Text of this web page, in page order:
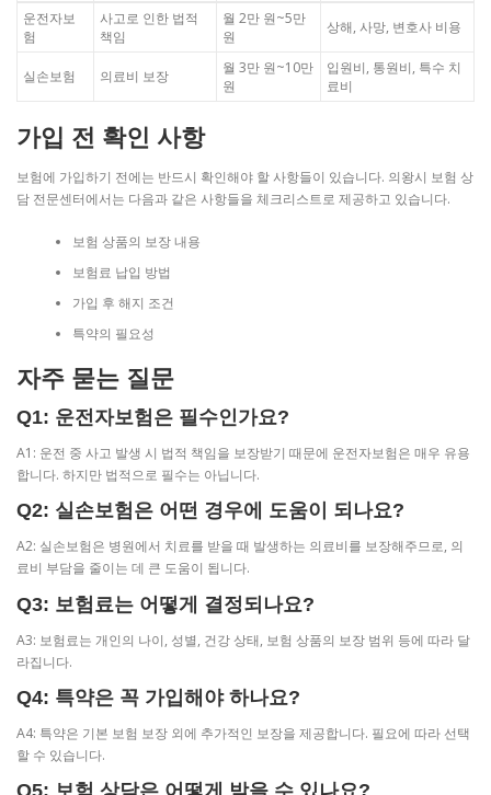
운전자보
험
사고로 인한 법적
책임
월 2만 원~5만
원
상해, 사망, 변호사 비용
실손보험 의료비 보장
월 3만 원~10만
원
입원비, 통원비, 특수 치
료비
가입 전 확인 사항
보험에 가입하기 전에는 반드시 확인해야 할 사항들이 있습니다. 의왕시 보험 상
담 전문센터에서는 다음과 같은 사항들을 체크리스트로 제공하고 있습니다.
보험 상품의 보장 내용
보험료 납입 방법
가입 후 해지 조건
특약의 필요성
자주 묻는 질문
Q1: 운전자보험은 필수인가요?
A1: 운전 중 사고 발생 시 법적 책임을 보장받기 때문에 운전자보험은 매우 유용
합니다. 하지만 법적으로 필수는 아닙니다.
Q2: 실손보험은 어떤 경우에 도움이 되나요?
A2: 실손보험은 병원에서 치료를 받을 때 발생하는 의료비를 보장해주므로, 의
료비 부담을 줄이는 데 큰 도움이 됩니다.
Q3: 보험료는 어떻게 결정되나요?
A3: 보험료는 개인의 나이, 성별, 건강 상태, 보험 상품의 보장 범위 등에 따라 달
라집니다.
Q4: 특약은 꼭 가입해야 하나요?
A4: 특약은 기본 보험 보장 외에 추가적인 보장을 제공합니다. 필요에 따라 선택
할 수 있습니다.